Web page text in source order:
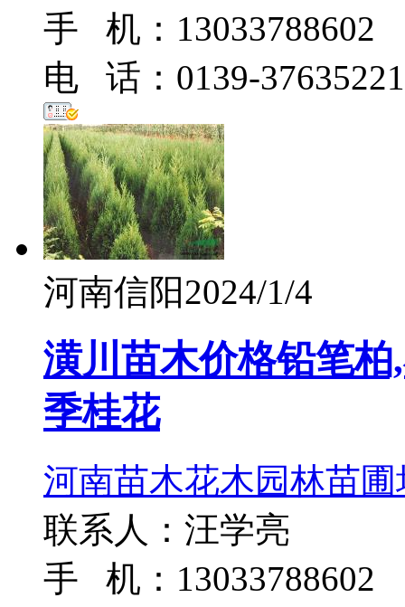
手 机：13033788602
电 话：0139-37635221
河南信阳2024/1/4
潢川苗木价格铅笔
季桂花
河南苗木花木园林苗圃
联系人：汪学亮
手 机：13033788602